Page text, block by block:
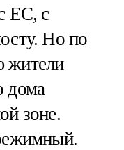
ЕС, с
Но по
жители
дома
зоне.